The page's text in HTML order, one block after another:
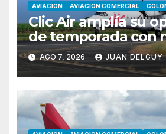
AVIACION AVIACION COMERCIAL
Clic Air amplía su
de temporada con
rutas hacia
AGO 7, 2026 JUAN DELGUY